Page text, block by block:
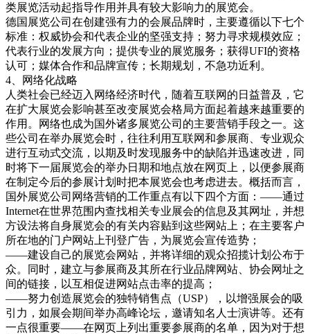
类展览活动起指导作用并具有较大影响力的展览会。
德国展览公司在创建强有力的会展品牌时，主要遵循以下七个
标准：权威协会和代表企业的坚强支持；努力寻求规模效应；
代表行业的发展方向；提供专业的展览服务；获得UFI的资格
认可；媒体合作和品牌宣传；长期规划，不急功近利。
4、网络化战略
人类社会已经迈入网络经济时代，随着互联网的日益普及，它
在扩大展览会影响甚至改变展览会格局方面起着越来越重要的
作用。网络也成为国外诸多展览公司的主要营销手段之一。这
些公司在举办展览会时，往往利用互联网和参展商、专业观众
进行互动式交流，以期及时发现服务中的缺陷并迅速改进，同
时将下一届展览会的举办日期和地点放在网页上，以便参展商
在制定今后的参展计划时把本展览会也考虑进去。概括而言，
国外展览公司网络营销的工作重点有以下四个方面：——通过
Internet在世界范围内查找相关专业展会的信息及其网址，并想
方设法将自身展览会的有关内容贴到这些网站上；在主要客户
所在地的门户网站上刊登广告，为展览会宣传造势；
——建设自己的展览会网站，并将详细的观众招揽计划公布于
众。同时，建立与参展商及其所在行业品牌网站、协会网址之
间的链接，以互相促进网站点击率的提高；
——努力创造展览会的独特销售点（USP），以增强展会的吸
引力，如展会期间举办高峰论坛，邀请知名人士演讲等。还有
一点很重要——在网页上列出重要参展商的名单，因为对于想